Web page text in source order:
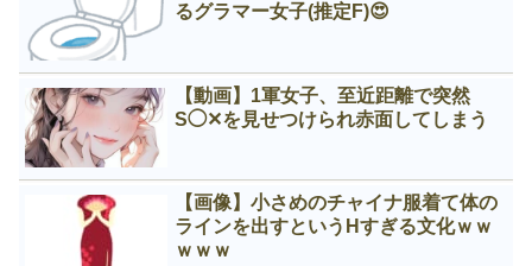
るグラマー女子(推定F)😍
【動画】1軍女子、至近距離で突然
S◯✕を見せつけられ赤面してしまう
【画像】小さめのチャイナ服着て体の
ラインを出すというНすぎる文化ｗｗ
ｗｗｗ